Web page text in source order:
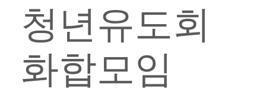
청년유도회
화합모임